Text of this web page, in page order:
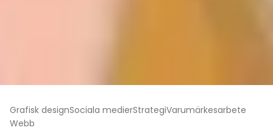
Grafisk designSociala medierStrategiVarumärkesarbete
Webb